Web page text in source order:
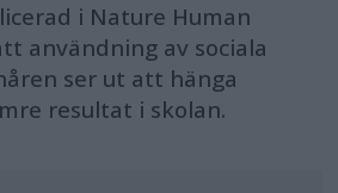
i Nature Human
användning av sociala
ser ut att hänga
resultat i skolan.